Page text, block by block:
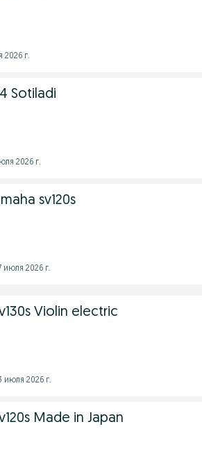
2026 г.
Sotiladi
2026 г.
sv120s
июля 2026 г.
Violin electric
июля 2026 г.
Made in Japan